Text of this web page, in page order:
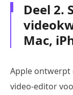
Deel 2.
Mac,
Apple ontwerpt
video-editor